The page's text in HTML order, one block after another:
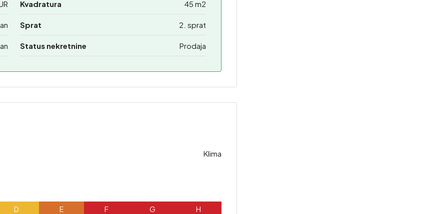
Kvadratura 45 m2
Sprat 2. sprat
Status nekretnine Prodaja
Klima
D E F G H